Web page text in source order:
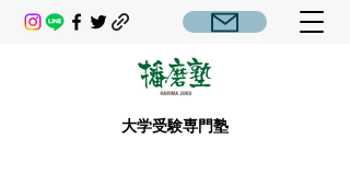
大学受験専門塾